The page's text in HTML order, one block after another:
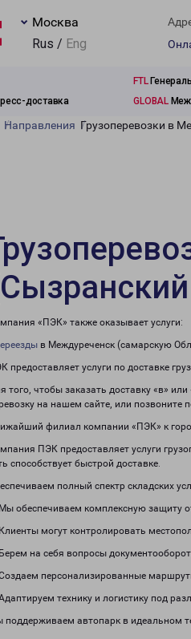
Москва
Rus / Eng
FTL
доставка GLOBAL
Направления Грузоперевозки в
«ПЭК» также оказывает услуги:
в Междуреченск (самарскую
предоставляет услуги по доставке
того, чтобы заказать доставку «в»
на нашем сайте, или позвоните
филиал компании «ПЭК» к
ПЭК предоставляет услуги
способствует быстрой доставке.
полный спектр складских
обеспечиваем комплексную защиту
могут контролировать
на себя вопросы
персонализированные
технику и логистику под
поддерживаем автопарк в идеальном